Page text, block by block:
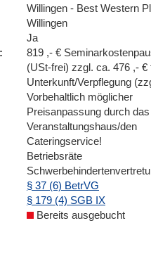
Willingen - Best Western
Willingen
Ja
819 ,- €
(USt-frei) zzgl. ca. 476 ,- €
Unterkunft/Verpflegung
Vorbehaltlich möglicher
Preisanpassung durch das
Veranstaltungshaus/den
Cateringservice!
Betriebsräte
§ 37 (6) BetrVG
§ 179 (4) SGB IX
Bereits ausgebucht